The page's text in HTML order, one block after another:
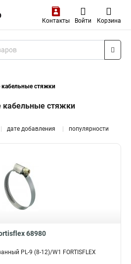
Контакты Войти Корзина
стяжки
стяжки
дате добавления популярности
68980
PL-9 (8-12)/W1 FORTISFLEX